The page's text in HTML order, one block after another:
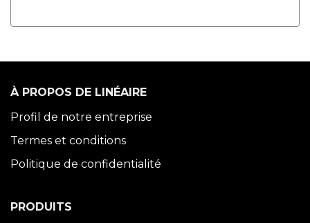
À PROPOS DE LINÉAIRE
Profil de notre entreprise
Termes et conditions
Politique de confidentialité
PRODUITS